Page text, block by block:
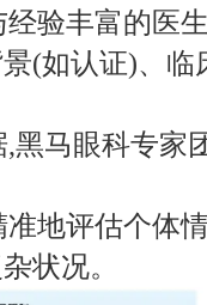
验丰富的医
(如认证)、
黑马眼科专家
地评估个体
状况。